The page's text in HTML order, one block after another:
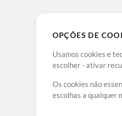
OPÇÕES DE
Usamos cookies e
escolher - ativar
Os cookies não
escolhas a qualquer